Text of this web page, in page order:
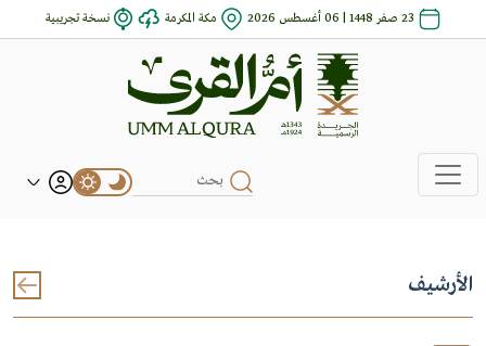
23 صفر 1448 | 06 أغسطس 2026 مكة المكرمة نسخة تجريبية
الأرشيف